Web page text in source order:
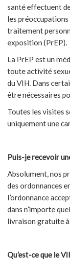
santé effectuent
les
traitement
exposition (PrEP).
La PrEP est un
toute activité
du VIH. Dans
être nécessaires
Toutes les visites
uniquement une
Puis-je recevoir
Absolument, nos
des ordonnances
l’ordonnance
dans n’importe
livraison gratuite
Qu’est-ce que le